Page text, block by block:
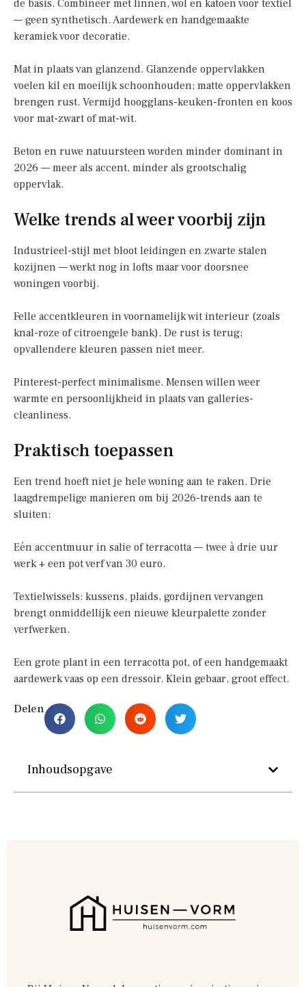
de basis. Combineer met linnen, wol en katoen voor textiel
— geen synthetisch. Aardewerk en handgemaakte
keramiek voor decoratie.
Mat in plaats van glanzend. Glanzende oppervlakken
voelen kil en moeilijk schoonhouden; matte oppervlakken
brengen rust. Vermijd hoogglans-keuken-fronten en koos
voor mat-zwart of mat-wit.
Beton en ruwe natuursteen worden minder dominant in
2026 — meer als accent, minder als grootschalig
oppervlak.
Welke trends al weer voorbij zijn
Industrieel-stijl met bloot leidingen en zwarte stalen
kozijnen — werkt nog in lofts maar voor doorsnee
woningen voorbij.
Felle accentkleuren in voornamelijk wit interieur (zoals
knal-roze of citroengele bank). De rust is terug;
opvallendere kleuren passen niet meer.
Pinterest-perfect minimalisme. Mensen willen weer
warmte en persoonlijkheid in plaats van galleries-
cleanliness.
Praktisch toepassen
Een trend hoeft niet je hele woning aan te raken. Drie
laagdrempelige manieren om bij 2026-trends aan te
sluiten:
Eén accentmuur in salie of terracotta — twee à drie uur
werk + een pot verf van 30 euro.
Textielwissels: kussens, plaids, gordijnen vervangen
brengt onmiddellijk een nieuwe kleurpalette zonder
verfwerken.
Een grote plant in een terracotta pot, of een handgemaakt
aardewerk vaas op een dressoir. Klein gebaar, groot effect.
Delen
Inhoudsopgave